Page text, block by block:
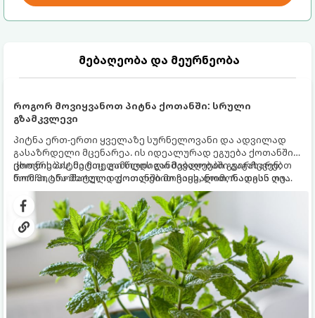
მებაღეობა და მეურნეობა
როგორ მოვიყვანოთ პიტნა ქოთანში: სრული
გზამკვლევი
პიტნა ერთ-ერთი ყველაზე სურნელოვანი და ადვილად
გასაზრდელი მცენარეა. ის იდეალურად ეგუება ქოთანში
ცხოვრებას, მეტიც, გამოცდილი მებაღეები გვირჩევენ,
რომ პიტნა მხოლოდ ქოთანში მოვიყვანოთ, რადგან ღია
გრუნტში (ბაღში) დარგვისას ის ფესვებით ძალიან
სწრაფად ვრცელდება და სხვა მცენარეებს ავიწროებს.
ქოთნის პიტნა მთელი წლის განმავლობაში გაგახარებთ
ნორჩი, არომატული ფოთლებით ჩაის, ლიმონათისა თუ
კერძებისთვის.